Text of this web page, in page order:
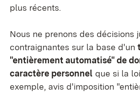
plus récents.
Nous ne prenons des décisions
contraignantes sur la base d'un
"entièrement automatisé" de
caractère personnel que si la
exemple, avis d'imposition